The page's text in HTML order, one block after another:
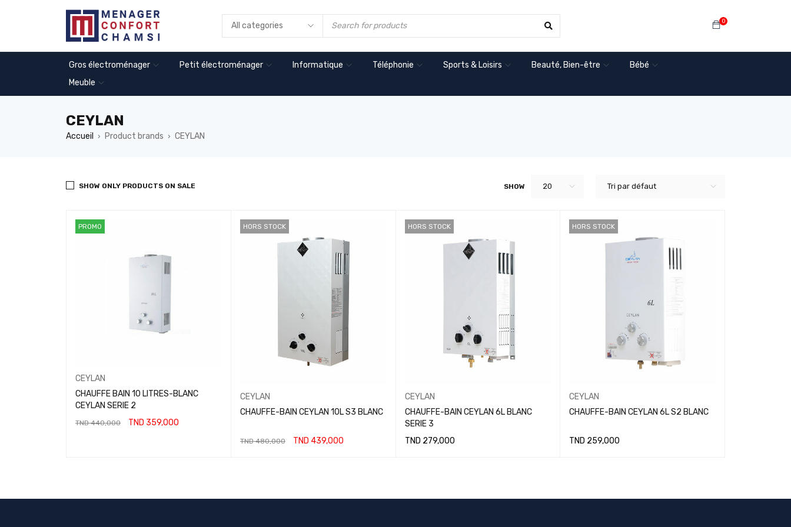
0
Gros électroménager Petit électroménager Informatique Téléphonie Sports & Loisirs Beauté, Bien-être
Bébé
Meuble
CEYLAN
Accueil › Product brands › CEYLAN
Tri par défaut
SHOW 20
SHOW ONLY PRODUCTS ON SALE
PROMO
CEYLAN
CHAUFFE BAIN 10 LITRES-BLANC
CEYLAN SERIE 2
TND440,000 TND 359,000
HORS STOCK
CEYLAN
CHAUFFE-BAIN CEYLAN 10L S3 BLANC
TND480,000 TND 439,000
HORS STOCK
CEYLAN
CHAUFFE-BAIN CEYLAN 6L BLANC
SERIE 3
TND 279,000
HORS STOCK
CEYLAN
CHAUFFE-BAIN CEYLAN 6L S2 BLANC
TND 259,000